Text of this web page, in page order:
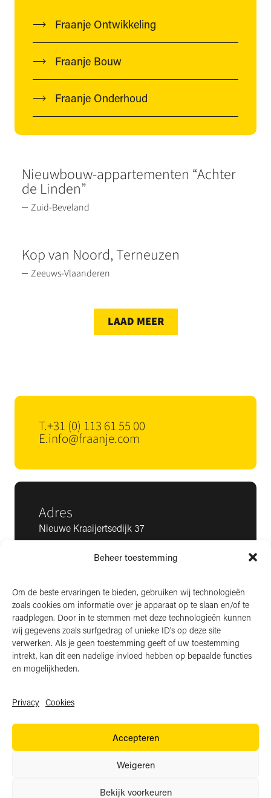
Beheer toestemming
Om de beste ervaringen te bieden, gebruiken wij technologieën
zoals cookies om informatie over je apparaat op te slaan en/of te
raadplegen. Door in te stemmen met deze technologieën kunnen
wij gegevens zoals surfgedrag of unieke ID's op deze site
verwerken. Als je geen toestemming geeft of uw toestemming
intrekt, kan dit een nadelige invloed hebben op bepaalde functies
en mogelijkheden.
Privacy Cookies
Accepteren
Weigeren
Bekijk voorkeuren
Fraanje Ontwikkeling
Fraanje Bouw
Fraanje Onderhoud
Nieuwbouw-appartementen “Achter
de Linden”
Zuid-Beveland
Kop van Noord, Terneuzen
Zeeuws-Vlaanderen
LAAD MEER
T.+31 (0) 113 61 55 00
E.info@fraanje.com
Adres
Nieuwe Kraaijertsedijk 37
4458 NK ’s-Heer Arendskerke
BTW: NL006850807
LinkedIn
Instagram
Facebook
Algemene voorwaarden
BlackDesk